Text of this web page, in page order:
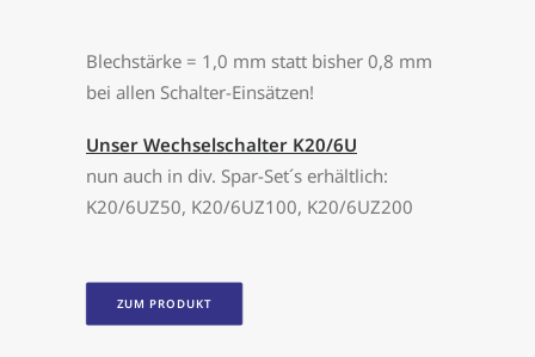
Blechstärke = 1,0 mm statt bisher 0,8 mm
bei allen Schalter-Einsätzen!
Unser Wechselschalter K20/6U
nun auch in div. Spar-Set´s erhältlich:
K20/6UZ50, K20/6UZ100, K20/6UZ200
ZUM PRODUKT